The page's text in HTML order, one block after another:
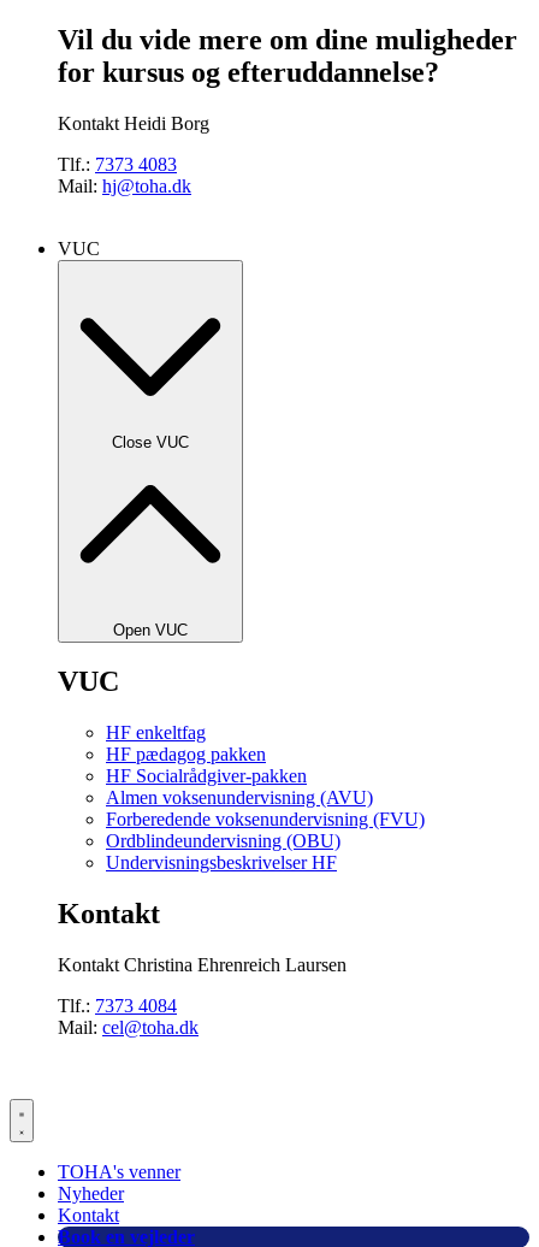
Vil du vide mere om dine muligheder
for kursus og efteruddannelse?
Kontakt Heidi Borg
Tlf.: 7373 4083
Mail: hj@toha.dk
VUC
Close VUC
Open VUC
VUC
HF enkeltfag
HF pædagog pakken
HF Socialrådgiver-pakken
Almen voksenundervisning (AVU)
Forberedende voksenundervisning (FVU)
Ordblindeundervisning (OBU)
Undervisningsbeskrivelser HF
Kontakt
Kontakt Christina Ehrenreich Laursen
Tlf.: 7373 4084
Mail: cel@toha.dk
TOHA's venner
Nyheder
Kontakt
Book en vejleder